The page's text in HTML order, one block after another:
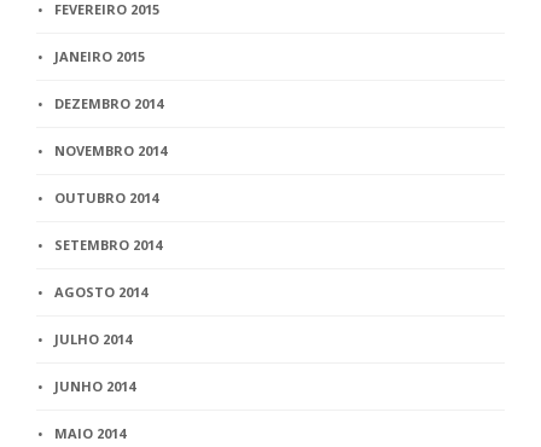
FEVEREIRO 2015
JANEIRO 2015
DEZEMBRO 2014
NOVEMBRO 2014
OUTUBRO 2014
SETEMBRO 2014
AGOSTO 2014
JULHO 2014
JUNHO 2014
MAIO 2014